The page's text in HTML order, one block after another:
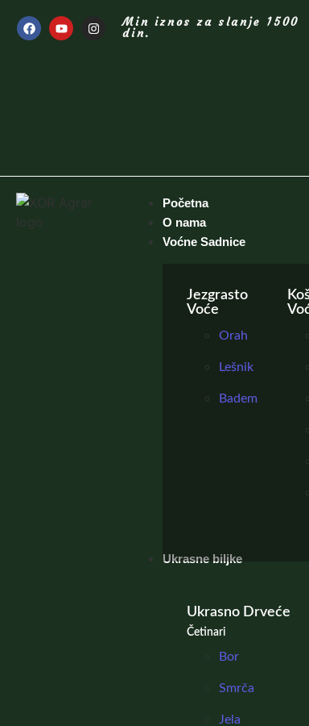
Min iznos za slanje 1500
din.
Početna
O nama
Voćne Sadnice
Jezgrasto
Voće
Orah
Lešnik
Badem
Ukrasne biljke
Ukrasno Drveće
Četinari
Bor
Smrča
Jela